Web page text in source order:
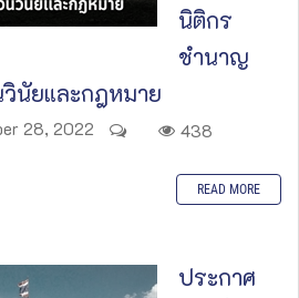
นิติกร
ชำนาญ
นัยและกฎหมาย
28, 2022 438
READ MORE
ประกาศ